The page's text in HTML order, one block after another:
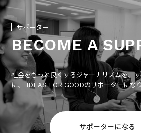
サポーター
BECOME A
社会をもっと良くするジャーナリズムを、
に、 IDEAS FOR GOODのサポーターにな
サポーターになる